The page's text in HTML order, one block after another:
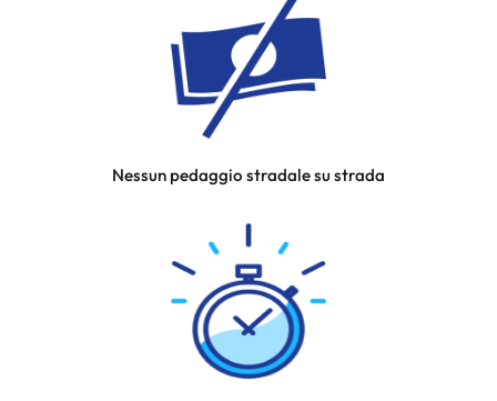
Nessun pedaggio stradale su strada